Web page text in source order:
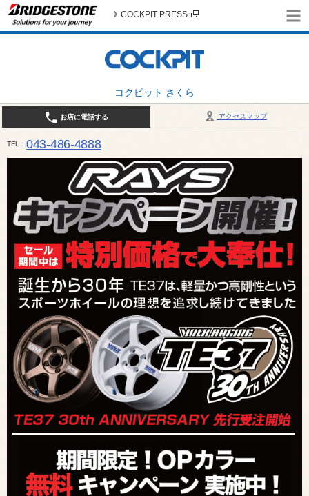
コクピット さくら
COCKPIT PRESS
アクセスマップ
お店に電話する
TEL 043-486-4888
平日9:30～18:30 日・祝日10:00～18:00 最終作業受付：平日18:00 日・祝日17:00 / 定休日：